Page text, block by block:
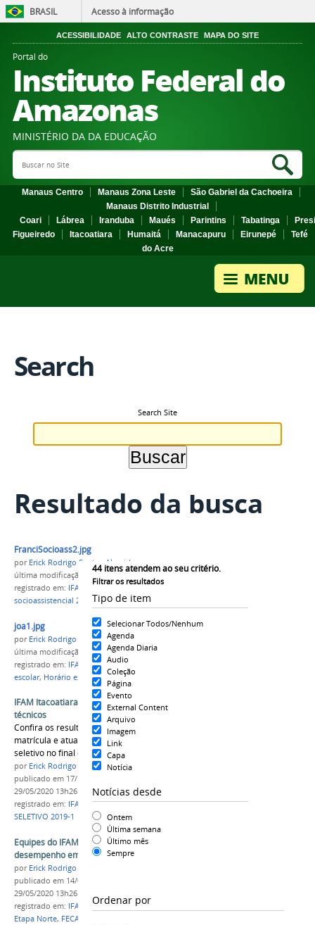
BRASIL Acesso à informação
ACESSIBILIDADE ALTO CONTRASTE MAPA DO SITE
Portal do
Instituto Federal do
Amazonas
MINISTÉRIO DA DA EDUCAÇÃO
Search Site
Manaus Centro Manaus Zona Leste
São Gabriel da Cachoeira
Manaus Distrito Industrial
Coari
Lábrea Iranduba Maués Parintins Tabatinga
Figueiredo
Itacoatiara Humaitá Manacapuru Eirunepé
Tefé
do Acre
Search
Search Site
Resultado da busca
44itens atendem ao seu critério.
Filtrar os resultados
Tipo de item
Selecionar Todos/Nenhum
Agenda
Agenda Diaria
Audio
Coleção
Página
Evento
External Content
Arquivo
Imagem
Link
Capa
Notícia
Notícias desde
Ontem
Última semana
Último mês
Sempre
Ordenar por
FranciSocioass2.jpg
por Erick Rodrigo Santos Almeida
última modificação
em 29/05/2020 13h26
registrado em: IFAM Campus Itacoatiara,
socioassistencial 2018
, 1º Semestre
joa1.jpg
por Erick Rodrigo Santos Almeida
última modificação
em 29/05/2020 13h26
registrado em: IFAM Campus Itacoatiara
escolar, Horário expediente
IFAM Itacoatiara abre 265 vagas para cursos
técnicos
Confira os resultados, as chamadas para
matrícula e atualizações do referido processo
seletivo no final desta publicação
por Erick Rodrigo Santos Almeida
publicado em 17/10/2018
29/05/2020 13h26
registrado em: IFAM Campus Itacoatiara,PROCESSO
SELETIVO 2019-1
Equipes do IFAM Itacoatiara melhoram
desempenho em competições esportivas
por Erick Rodrigo Santos Almeida
publicado em 14/09/2018
29/05/2020 13h26
registrado em: IFAM Campus Itacoatiara
Etapa Norte, FECANI 2018